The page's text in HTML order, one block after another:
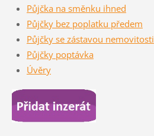
Půjčka na směnku ihned
Půjčky bez poplatku předem
Půjčky se zástavou nemovitosti
Půjčky poptávka
Úvěry